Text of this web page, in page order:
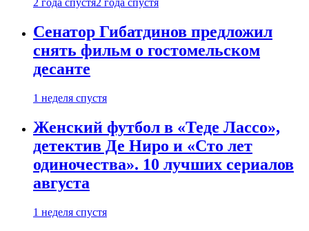
2 года спустя2 года спустя
Сенатор Гибатдинов предложил
снять фильм о гостомельском
десанте
1 неделя спустя
Женский футбол в «Теде Лассо»,
детектив Де Ниро и «Сто лет
одиночества». 10 лучших сериалов
августа
1 неделя спустя